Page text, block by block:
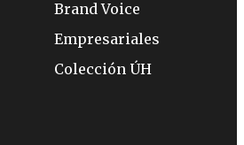
Brand Voice
Empresariales
Colección ÚH